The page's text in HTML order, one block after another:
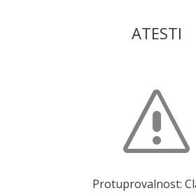
ATESTI
s
Protuprovalnost: